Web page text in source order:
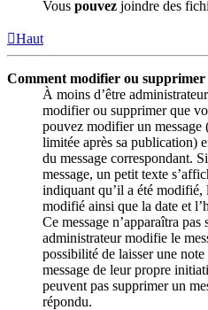
Vous pouvez joindre des
Haut
Comment modifier ou supprimer
À moins d’être
modifier ou supprimer que
pouvez modifier un message
limitée après sa publication)
du message correspondant.
message, un petit texte
indiquant qu’il a été modifié,
modifié ainsi que la date et
Ce message n’apparaîtra
administrateur modifie le
possibilité de laisser une
message de leur propre
peuvent pas supprimer un
répondu.